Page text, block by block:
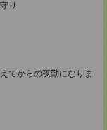
り
てからの夜勤になりま